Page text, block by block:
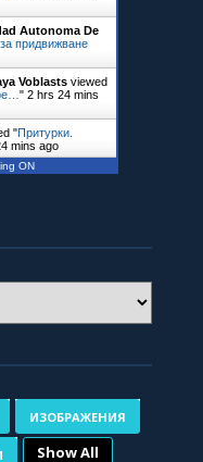
Autonoma De
придвижване
Voblasts viewed
"2 hrs 24 mins
"Притурки.
mins ago
ON
ИЗОБРАЖЕНИЯ
Show All